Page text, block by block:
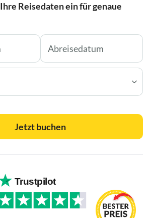
Reisedaten ein für genaue
Jetzt buchen